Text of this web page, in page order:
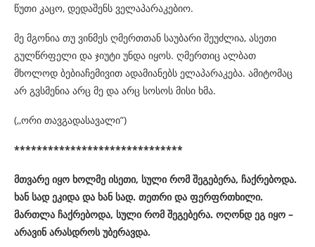
წუთი კაცო, დედაშენს ველაპარაკებიო.
მე მგონია თუ ვინმეს ღმერთთან საუბარი შეუძლია, ასეთი
გულწრფელი და ჯიუტი უნდა იყოს. ღმერთიც ალბათ
მხოლოდ ბებიაჩემივით ადამიანებს ელაპარაკება. ამიტომაც
არ გვსმენია არც მე და არც სოსოს მისი ხმა.
(,,ორი თავგადასავალი”)
******************************
მთვარე იყო ხოლმე ისეთი, სული რომ შეგებერა, ჩაქრებოდა.
ხან სად ეკიდა და ხან სად. თეთრი და ფერფრთხილი.
მართლა ჩაქრებოდა, სული რომ შეგებერა. ოღონდ ეგ იყო –
არავინ არასდროს უბერავდა.